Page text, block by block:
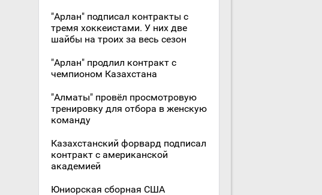
"Арлан" подписал контракты с
тремя хоккеистами. У них две
шайбы на троих за весь сезон
"Арлан" продлил контракт с
чемпионом Казахстана
"Алматы" провёл просмотровую
тренировку для отбора в женскую
команду
Казахстанский форвард подписал
контракт с американской
академией
Юниорская сборная США